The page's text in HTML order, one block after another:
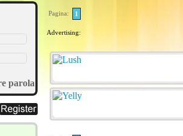
parola
Pagina: 1
Advertising: